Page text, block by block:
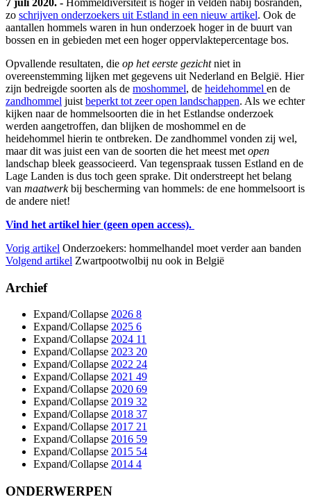
zo schrijven onderzoekers uit Estland in een nieuw artikel. Ook de
aantallen hommels waren in hun onderzoek hoger in de buurt van
bossen en in gebieden met een hoger oppervlaktepercentage bos.
Opvallende resultaten, die op het eerste gezichtniet in
overeenstemming lijken met gegevens uit Nederland en België. Hier
zijn bedreigde soorten als de moshommel, de heidehommel en de
zandhommel juist beperkt tot zeer open landschappen. Als we echter
kijken naar de hommelsoorten die in het Estlandse onderzoek
werden aangetroffen, dan blijken de moshommel en de
heidehommel hierin te ontbreken. De zandhommel vonden zij wel,
maar dit was juist een van de soorten die het meest met open
landschap bleek geassocieerd. Van tegenspraak tussen Estland en de
Lage Landen is dus toch geen sprake. Dit onderstreept het belang
van maatwerkbij bescherming van hommels: de ene hommelsoort is
de andere niet!
Vind het artikel hier (geen open access).
Vorig artikel Onderzoekers: hommelhandel moet verder aan banden
Volgend artikel Zwartpootwolbij nu ook in België
Archief
Expand/Collapse 2026 8
Expand/Collapse 2025 6
Expand/Collapse 2024 11
Expand/Collapse 2023 20
Expand/Collapse 2022 24
Expand/Collapse 2021 49
Expand/Collapse 2020 69
Expand/Collapse 2019 32
Expand/Collapse 2018 37
Expand/Collapse 2017 21
Expand/Collapse 2016 59
Expand/Collapse 2015 54
Expand/Collapse 2014 4
ONDERWERPEN